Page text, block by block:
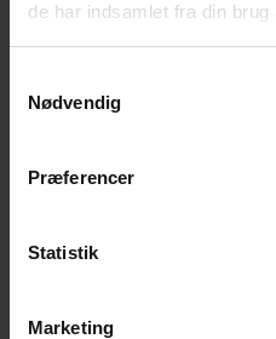
de har indsamlet fra din brug
Nødvendig
Præferencer
Statistik
Marketing